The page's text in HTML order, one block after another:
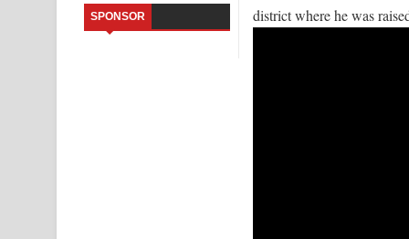
Saddeta Denna Song Lyrics - සද්දෙට දෙන්න ගීතයේ
SPONSOR
district where he was